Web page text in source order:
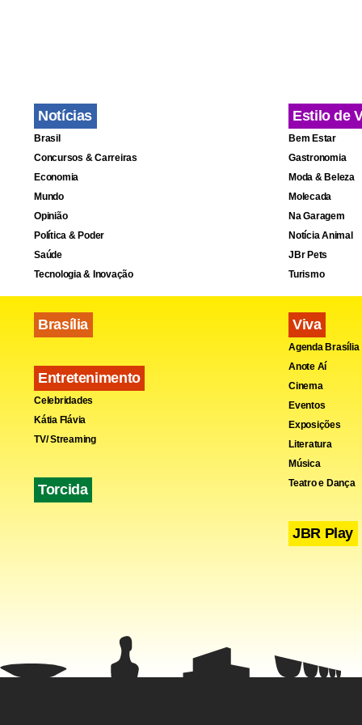
Notícias
Brasil
Concursos & Carreiras
Economia
Mundo
Opinião
Política & Poder
Saúde
Tecnologia & Inovação
Brasília
Entretenimento
Celebridades
Kátia Flávia
TV/ Streaming
Torcida
Estilo de
Bem Estar
Gastronomia
Moda & Beleza
Molecada
Na Garagem
Notícia Animal
JBr Pets
Turismo
Viva
Agenda Brasília
Anote Aí
Cinema
Eventos
Exposições
Literatura
Música
Teatro e Dança
JBR Play